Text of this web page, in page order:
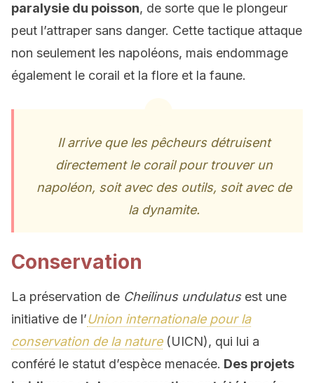
paralysie du poisson, de sorte que le plongeur
peut l’attraper sans danger. Cette tactique attaque
non seulement les napoléons, mais endommage
également le corail et la flore et la faune.
Il arrive que les pêcheurs détruisent
directement le corail pour trouver un
napoléon, soit avec des outils, soit avec de
la dynamite.
Conservation
La préservation de Cheilinus undulatus est une
initiative de l’Union internationale pour la
conservation de la nature(UICN), qui lui a
conféré le statut d’espèce menacée. Des projets